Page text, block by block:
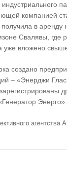
компанией
в
Свалявы, где
уже вложено
создано
– «Энерджи
Энерго».
агентства